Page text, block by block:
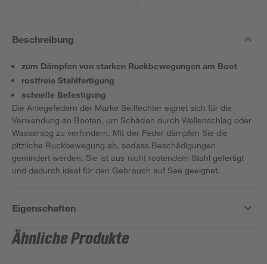
Beschreibung
zum Dämpfen von starken Ruckbewegungen am Boot
rostfreie Stahlfertigung
schnelle Befestigung
Die Anlegefedern der Marke Seilfechter eignet sich für die
Verwendung an Booten, um Schäden durch Wellenschlag oder
Wassersog zu verhindern. Mit der Feder dämpfen Sie die
pltzliche Ruckbewegung ab, sodass Beschädigungen
gemindert werden. Sie ist aus nicht rostendem Stahl gefertigt
und dadurch ideal für den Gebrauch auf See geeignet.
Eigenschaften
Ähnliche Produkte